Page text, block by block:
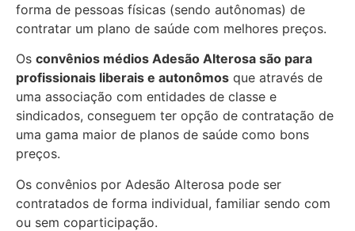
forma de pessoas físicas (sendo autônomas) de
contratar um plano de saúde com melhores preços.
Os convênios médios Adesão Alterosa são para
profissionais liberais e autonômos que através de
uma associação com entidades de classe e
sindicados, conseguem ter opção de contratação de
uma gama maior de planos de saúde como bons
preços.
Os convênios por Adesão Alterosa pode ser
contratados de forma individual, familiar sendo com
ou sem coparticipação.